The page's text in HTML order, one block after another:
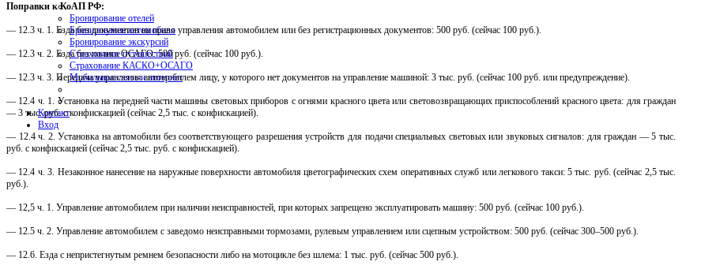
Бронирование отелей
Бронирование автомобиля
Бронирование экскурсий
Страхование путешествий
Страхование КАСКО+ОСАГО
Мобильная связь и интернет
Контакт
Вход
Поправки к КоАП РФ:
— 12.3 ч. 1. Езда без документов на право управления автомобилем или без регистрационных документов: 500 руб. (сейчас 100 руб.).
— 12.3 ч. 2. Езда без полиса ОСАГО: 500 руб. (сейчас 100 руб.).
— 12.3 ч. 3. Передача управления автомобилем лицу, у которого нет документов на управление машиной: 3 тыс. руб. (сейчас 100 руб. или предупреждение).
— 12.4 ч. 1. Установка на передней части машины световых приборов с огнями красного цвета или световозвращающих приспособлений красного цвета: для граждан
— 3 тыс. руб. с конфискацией (сейчас 2,5 тыс. с конфискацией).
— 12.4 ч. 2. Установка на автомобили без соответствующего разрешения устройств для подачи специальных световых или звуковых сигналов: для граждан — 5 тыс.
руб. с конфискацией (сейчас 2,5 тыс. руб. с конфискацией).
— 12.4 ч. 3. Незаконное нанесение на наружные поверхности автомобиля цветографических схем оперативных служб или легкового такси: 5 тыс. руб. (сейчас 2,5 тыс.
руб.).
— 12,5 ч. 1. Управление автомобилем при наличии неисправностей, при которых запрещено эксплуатировать машину: 500 руб. (сейчас 100 руб.).
— 12.5 ч. 2. Управление автомобилем с заведомо неисправными тормозами, рулевым управлением или сцепным устройством: 500 руб. (сейчас 300–500 руб.).
— 12.6. Езда с непристегнутым ремнем безопасности либо на мотоцикле без шлема: 1 тыс. руб. (сейчас 500 руб.).